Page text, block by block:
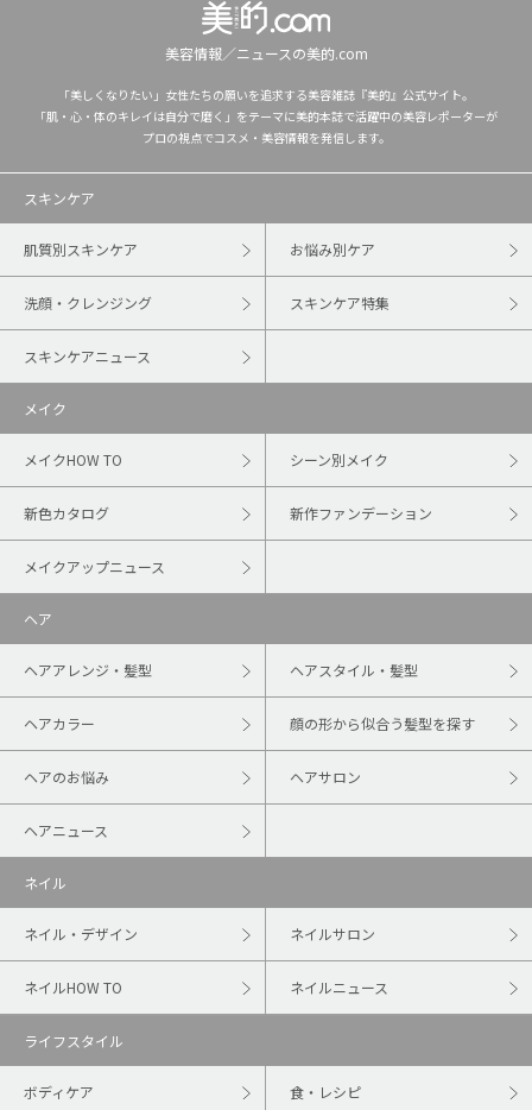
美容情報／ニュースの美的.com
「美しくなりたい」女性たちの願いを追求する美容雑誌『美的』公式サイト。
「肌・心・体のキレイは自分で磨く」をテーマに美的本誌で活躍中の美容レポーターが
プロの視点でコスメ・美容情報を発信します。
スキンケア
肌質別スキンケア お悩み別ケア
洗顔・クレンジング スキンケア特集
スキンケアニュース
メイク
メイクHOW TO シーン別メイク
新色カタログ 新作ファンデーション
メイクアップニュース
ヘア
ヘアアレンジ・髪型 ヘアスタイル・髪型
ヘアカラー 顔の形から似合う髪型を探す
ヘアのお悩み ヘアサロン
ヘアニュース
ネイル
ネイル・デザイン ネイルサロン
ネイルHOW TO ネイルニュース
ライフスタイル
ボディケア 食・レシピ